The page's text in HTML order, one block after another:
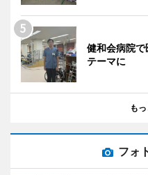
健和会病院
テーマに
も
フォ